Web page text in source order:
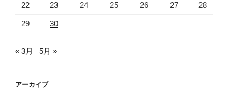
22 23 24 25 26 27 28
29 30
« 3月 5月 »
アーカイブ